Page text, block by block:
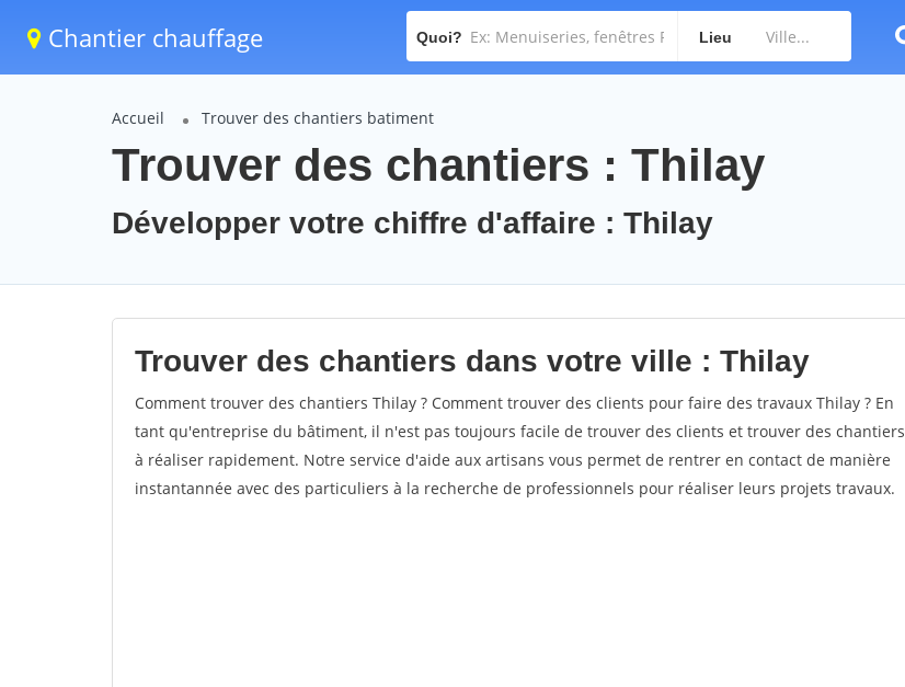
Chantier chauffage Quoi? Lieu
Accueil Trouver des chantiers batiment
Trouver des chantiers : Thilay
Développer votre chiffre d'affaire : Thilay
Trouver des chantiers dans votre ville : Thilay
Comment trouver des chantiers Thilay ? Comment trouver des clients pour faire des travaux Thilay ? En
tant qu'entreprise du bâtiment, il n'est pas toujours facile de trouver des clients et trouver des chantiers
à réaliser rapidement. Notre service d'aide aux artisans vous permet de rentrer en contact de manière
instantannée avec des particuliers à la recherche de professionnels pour réaliser leurs projets travaux.